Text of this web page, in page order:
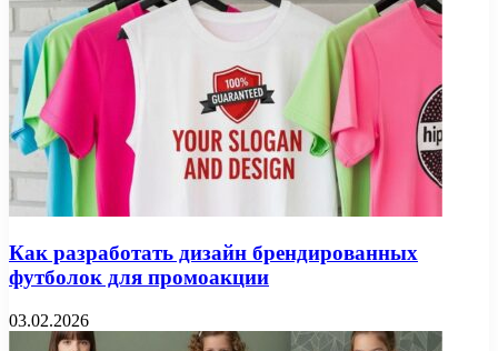
Как разработать дизайн брендированных
футболок для промоакции
03.02.2026